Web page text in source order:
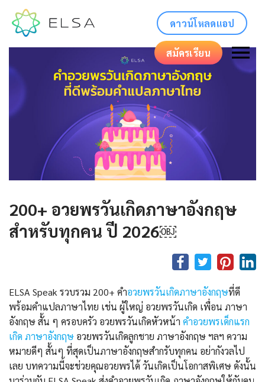
ดาวน์โหลดแอป
สมัครเรียน
200+ อวยพรวันเกิดภาษาอังกฤษ
สำหรับทุกคน ปี 2026￼
ELSA Speak รวบรวม 200+ คำอวยพรวันเกิดภาษาอังกฤษที่ดี
พร้อมคำแปลภาษาไทย เช่น ผู้ใหญ่ อวยพรวันเกิด เพื่อน ภาษา
อังกฤษ สั้น ๆ ครอบครัว อวยพรวันเกิดหัวหน้า คําอวยพรเด็กแรก
เกิด ภาษาอังกฤษ อวยพรวันเกิดลูกชาย ภาษาอังกฤษ ฯลฯ ความ
หมายดีๆ สั้นๆ ที่สุดเป็นภาษาอังกฤษสำกรับทุกคน อย่ากังวลไป
เลย บทความนี้จะช่วยคุณอวยพรได้ วันเกิดเป็นโอกาสพิเศษ ดังนั้น